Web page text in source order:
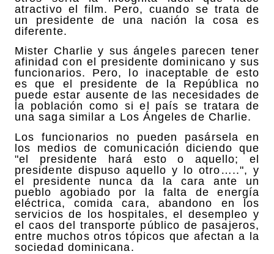
atractivo el film. Pero, cuando se trata de
un presidente de una nación la cosa es
diferente.
Mister Charlie y sus ángeles parecen tener
afinidad con el presidente dominicano y sus
funcionarios. Pero, lo inaceptable de esto
es que el presidente de la República no
puede estar ausente de las necesidades de
la población como si el país se tratara de
una saga similar a Los Ángeles de Charlie.
Los funcionarios no pueden pasársela en
los medios de comunicación diciendo que
"el presidente hará esto o aquello; el
presidente dispuso aquello y lo otro…..", y
el presidente nunca da la cara ante un
pueblo agobiado por la falta de energía
eléctrica, comida cara, abandono en los
servicios de los hospitales, el desempleo y
el caos del transporte público de pasajeros,
entre muchos otros tópicos que afectan a la
sociedad dominicana.